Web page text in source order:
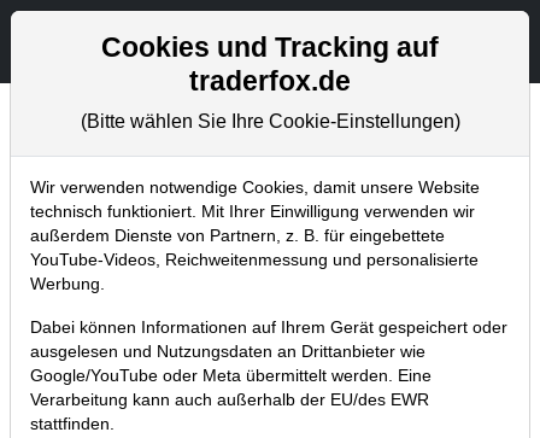
Aktien- und Artikelsuche
Chartanalysen
Home Blog Chartanalysen
Chartanalyse Bayer: baldiges
Ende des Rechtsstreits?
09.07.2022 um 12:01 Uhr | P. Uhlschmied
Cookies und Tracking auf
traderfox.de
(Bitte wählen Sie Ihre Cookie-Einstellungen)
Wir verwenden notwendige Cookies, damit unsere Website
technisch funktioniert. Mit Ihrer Einwilligung verwenden wir
außerdem Dienste von Partnern, z. B. für eingebettete
YouTube-Videos, Reichweitenmessung und personalisierte
Werbung.
Dabei können Informationen auf Ihrem Gerät gespeichert oder
ausgelesen und Nutzungsdaten an Drittanbieter wie
Google/YouTube oder Meta übermittelt werden. Eine
Verarbeitung kann auch außerhalb der EU/des EWR
stattfinden.